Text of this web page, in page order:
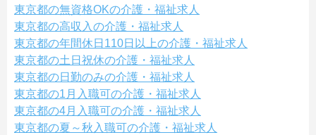
東京都の無資格OKの介護・福祉求人
東京都の高収入の介護・福祉求人
東京都の年間休日110日以上の介護・福祉求人
東京都の土日祝休の介護・福祉求人
東京都の日勤のみの介護・福祉求人
東京都の1月入職可の介護・福祉求人
東京都の4月入職可の介護・福祉求人
東京都の夏～秋入職可の介護・福祉求人